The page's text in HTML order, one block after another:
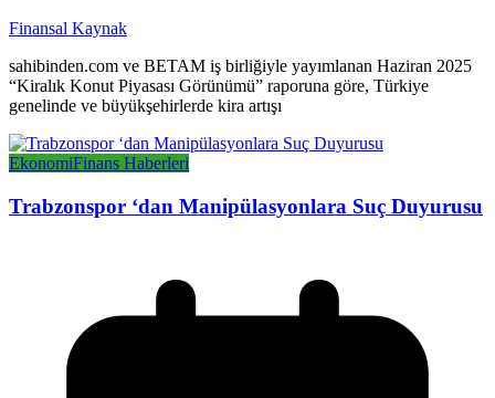
Finansal Kaynak
sahibinden.com ve BETAM iş birliğiyle yayımlanan Haziran 2025
“Kiralık Konut Piyasası Görünümü” raporuna göre, Türkiye
genelinde ve büyükşehirlerde kira artışı
EkonomiFinans Haberleri
Trabzonspor ‘dan Manipülasyonlara Suç Duyurusu